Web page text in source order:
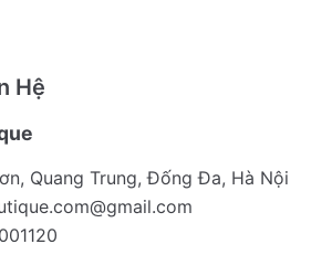
Hệ
Quang Trung, Đống Đa, Hà Nội